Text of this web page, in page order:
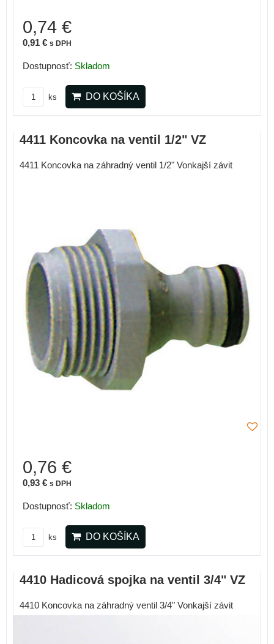
0,74 €
0,91 € s DPH
Dostupnosť: Skladom
ks DO KOŠÍKA
4411 Koncovka na ventil 1/2" VZ
4411 Koncovka na záhradný ventil 1/2" Vonkajší závit
0,76 €
0,93 € s DPH
Dostupnosť: Skladom
ks DO KOŠÍKA
4410 Hadicová spojka na ventil 3/4" VZ
4410 Koncovka na záhradný ventil 3/4" Vonkajší závit